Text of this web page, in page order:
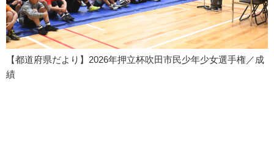
【都道府県だより】2026年押立杯吹田市民少年少女選手権／成
績